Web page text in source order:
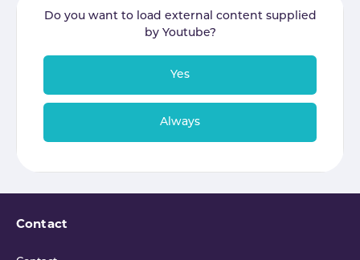
Do you want to load external content supplied
by Youtube?
Yes
Always
Contact